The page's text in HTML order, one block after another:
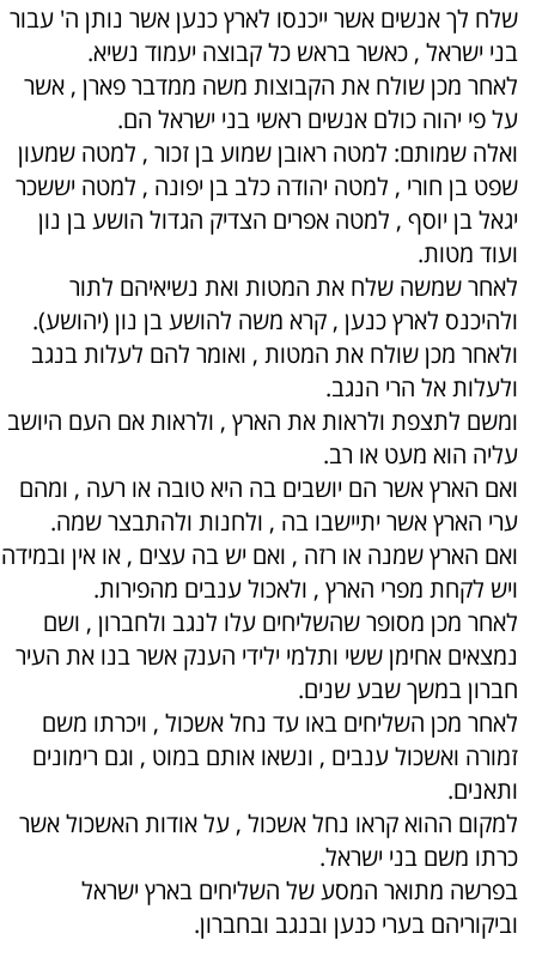
שלח לך אנשים אשר ייכנסו לארץ כנען אשר נותן ה' עבור
בני ישראל , כאשר בראש כל קבוצה יעמוד נשיא.
לאחר מכן שולח את הקבוצות משה ממדבר פארן , אשר
על פי יהוה כולם אנשים ראשי בני ישראל הם.
ואלה שמותם: למטה ראובן שמוע בן זכור , למטה שמעון
שפט בן חורי , למטה יהודה כלב בן יפונה , למטה יששכר
יגאל בן יוסף , למטה אפרים הצדיק הגדול הושע בן נון
ועוד מטות.
לאחר שמשה שלח את המטות ואת נשיאיהם לתור
ולהיכנס לארץ כנען , קרא משה להושע בן נון (יהושע).
ולאחר מכן שולח את המטות , ואומר להם לעלות בנגב
ולעלות אל הרי הנגב.
ומשם לתצפת ולראות את הארץ , ולראות אם העם היושב
עליה הוא מעט או רב.
ואם הארץ אשר הם יושבים בה היא טובה או רעה , ומהם
ערי הארץ אשר יתיישבו בה , ולחנות ולהתבצר שמה.
ואם הארץ שמנה או רזה , ואם יש בה עצים , או אין ובמידה
ויש לקחת מפרי הארץ , ולאכול ענבים מהפירות.
לאחר מכן מסופר שהשליחים עלו לנגב ולחברון , ושם
נמצאים אחימן ששי ותלמי ילידי הענק אשר בנו את העיר
חברון במשך שבע שנים.
לאחר מכן השליחים באו עד נחל אשכול , ויכרתו משם
זמורה ואשכול ענבים , ונשאו אותם במוט , וגם רימונים
ותאנים.
למקום ההוא קראו נחל אשכול , על אודות האשכול אשר
כרתו משם בני ישראל.
בפרשה מתואר המסע של השליחים בארץ ישראל
וביקוריהם בערי כנען ובנגב ובחברון.